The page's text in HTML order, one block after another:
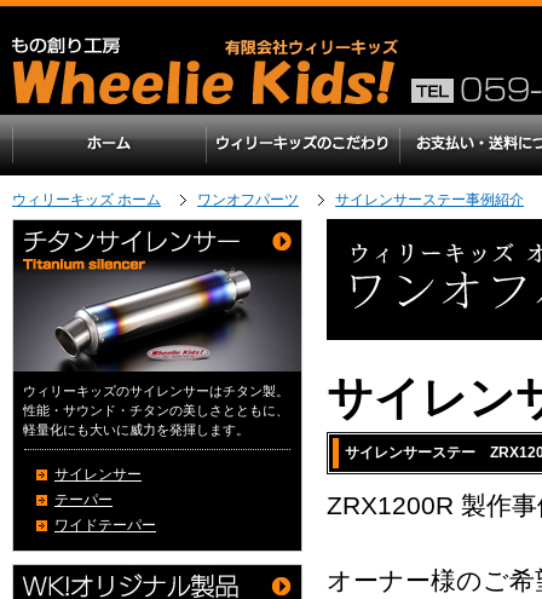
ウィリーキッズ ホーム ワンオフパーツ サイレンサーステー事例紹介
サイレン
サイレンサーステー
ZRX1200R 製作
オーナー様のご希
ウィリーキッズのサイレンサーはチタン製。
性能・サウンド・チタンの美しさとともに、
軽量化にも大いに威力を発揮します。
サイレンサー
テーパー
ワイドテーパー